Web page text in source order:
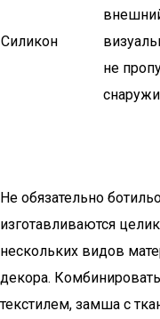
Силикон
не
снаружи
Не обязательно
изготавливаются
нескольких видов
декора.
текстилем, замша с